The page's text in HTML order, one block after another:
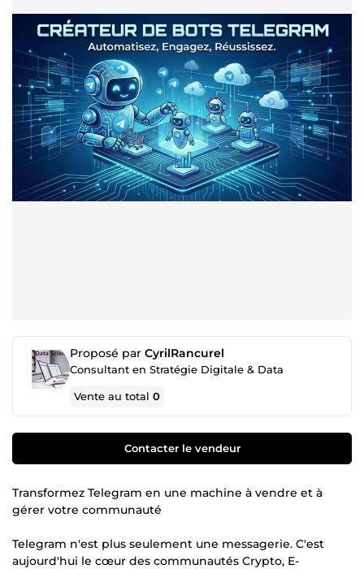
Proposé par CyrilRancurel
Consultant en Stratégie Digitale & Data
Vente au total0
Contacter le vendeur
Transformez Telegram en une machine à vendre et à
gérer votre communauté
Telegram n'est plus seulement une messagerie. C'est
aujourd'hui le cœur des communautés Crypto, E-